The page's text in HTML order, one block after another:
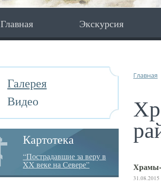
Главная Экскурсия
Галерея
Видео
Картотека
“Пострадавшие за веру в
XX веке на Севере”
Главная
Храмы-
31.08.2015